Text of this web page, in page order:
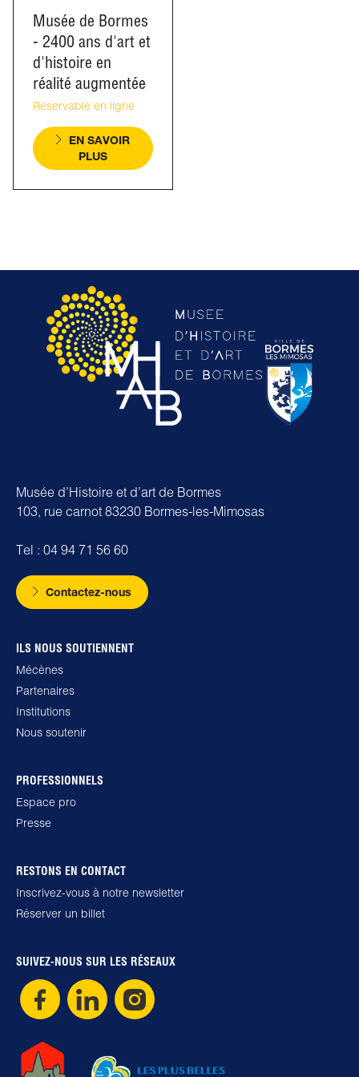
Musée de Bormes
- 2400 ans d'art et
d'histoire en
réalité augmentée
Réservable en ligne
EN SAVOIR
PLUS
Musée d’Histoire et d’art de Bormes
103, rue carnot 83230 Bormes-les-Mimosas
Tel : 04 94 71 56 60
Contactez-nous
ILS NOUS SOUTIENNENT
Mécènes
Partenaires
Institutions
Nous soutenir
PROFESSIONNELS
Espace pro
Presse
RESTONS EN CONTACT
Inscrivez-vous à notre newsletter
Réserver un billet
SUIVEZ-NOUS SUR LES RÉSEAUX